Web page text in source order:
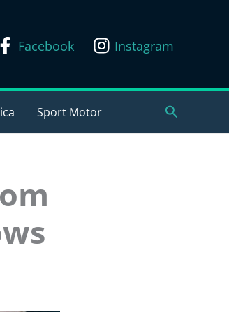
Facebook Instagram
Sport Motor Pesquisar